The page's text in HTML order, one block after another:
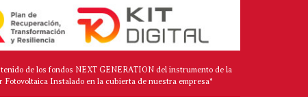
de los fondos NEXT GENERATION del instrumento de la
Instalado en la cubierta de nuestra empresa*